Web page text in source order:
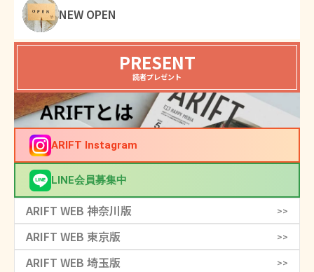
NEW OPEN
PRESENT
読者プレゼント
ARIFT Instagram
LINE会員募集中
ARIFT WEB 神奈川版 >>
ARIFT WEB 東京版 >>
ARIFT WEB 埼玉版 >>